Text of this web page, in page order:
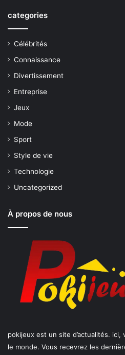
categories
Célébrités
Connaissance
Divertissement
Entreprise
Jeux
Mode
Sport
Style de vie
Technologie
Uncategorized
À propos de nous
pokijeux est un site d’actualités.
le monde. Vous recevrez les